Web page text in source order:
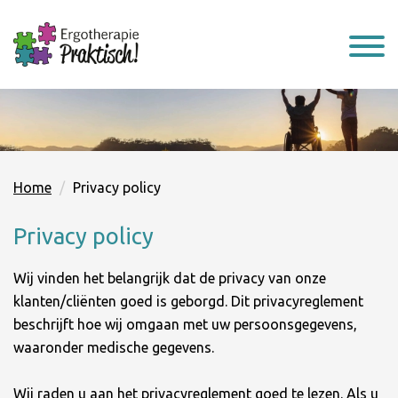
Home Privacy policy
Privacy policy
Wij vinden het belangrijk dat de privacy van onze
klanten/cliënten goed is geborgd. Dit privacyreglement
beschrijft hoe wij omgaan met uw persoonsgegevens,
waaronder medische gegevens.
Wij raden u aan het privacyreglement goed te lezen. Als u